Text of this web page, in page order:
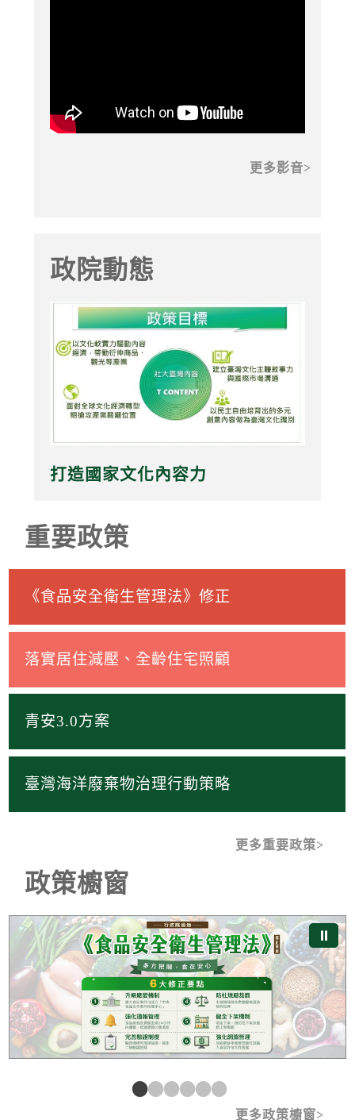
更多影音
政院動態
打造國家文化內容力
重要政策
《食品安全衛生管理法》修正
落實居住減壓、全齡住宅照顧
青安3.0方案
臺灣海洋廢棄物治理行動策略
更多重要政策
政策櫥窗
⏸
通管理處罰條例》修正草案
全衛生管理法》修正草案 《都市危
更多政策櫥窗